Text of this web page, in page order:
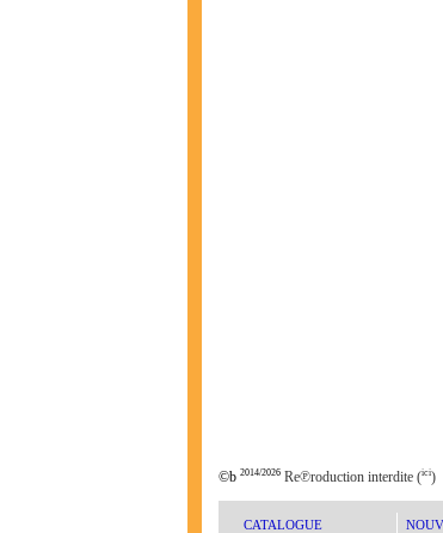
©b 2014/2026 Re℗roduction interdite (ici)
CATALOGUE